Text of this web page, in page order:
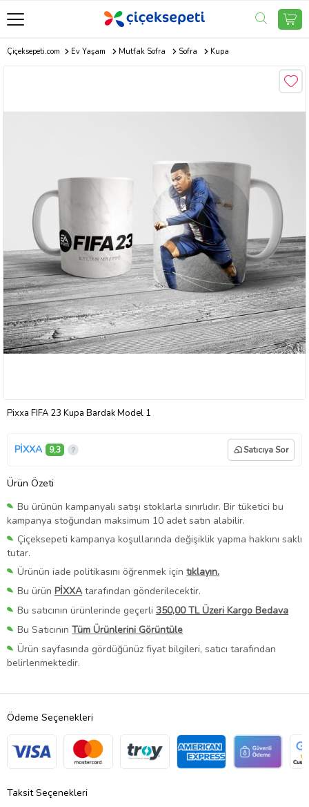
Çiçeksepeti.com Ev Yaşam Mutfak Sofra Sofra Kupa
Pixxa FIFA 23 Kupa Bardak Model 1
PİXXA 9,3 Satıcıya Sor
Ürün Özeti
Bu ürünün kampanyalı satışı stoklarla sınırlıdır. Bir tüketici bu
kampanya stoğundan maksimum 10 adet satın alabilir.
Çiçeksepeti kampanya koşullarında değişiklik yapma hakkını saklı
tutar.
Ürünün iade politikasını öğrenmek için tıklayın.
Bu ürün PİXXAtarafından gönderilecektir.
Bu satıcının ürünlerinde geçerli 350,00 TL Üzeri Kargo Bedava
Bu Satıcının Tüm Ürünlerini Görüntüle
Ürün sayfasında gördüğünüz fiyat bilgileri, satıcı tarafından
belirlenmektedir.
Ödeme Seçenekleri
Taksit Seçenekleri